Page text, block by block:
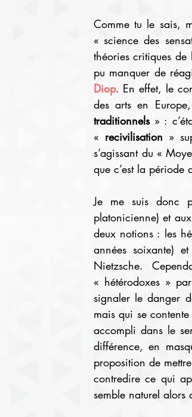
Comme tu le sais,
« science des
théories critiques de
pu manquer de
Diop. En effet, le
des arts en
traditionnels » :
« recivilisation »
s’agissant du «
que c’est la période
Je me suis donc
platonicienne) et
deux notions : les
années soixante)
Nietzsche.
« hétérodoxes »
signaler le danger
mais qui se
accompli dans le
différence, en
proposition de
contredire ce qui
semble naturel alors